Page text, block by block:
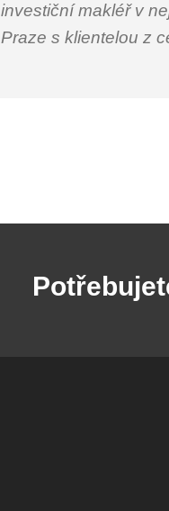
investiční makléř v
Praze s klientelou z